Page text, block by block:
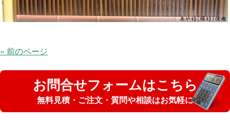
« 前のページ
お問合せフォームはこちら
無料見積・ご注文・質問や相談はお気軽に